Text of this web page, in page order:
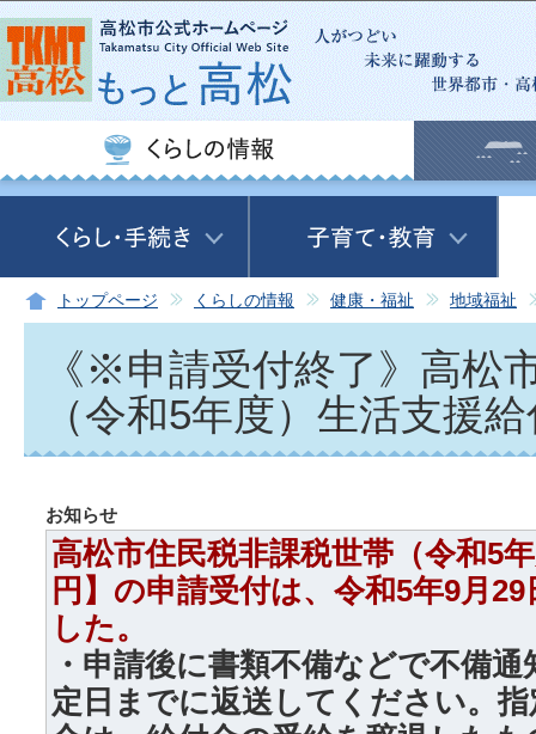
この
トップページ くらしの情報 健康・福祉 地域福祉
《※申請受付終了》高松
（令和5年度）生活支援
お知らせ
高松市住民税非課税世帯（令和5
円】の申請受付は、令和5年9月
した。
・申請後に書類不備などで不備
定日までに返送してください。